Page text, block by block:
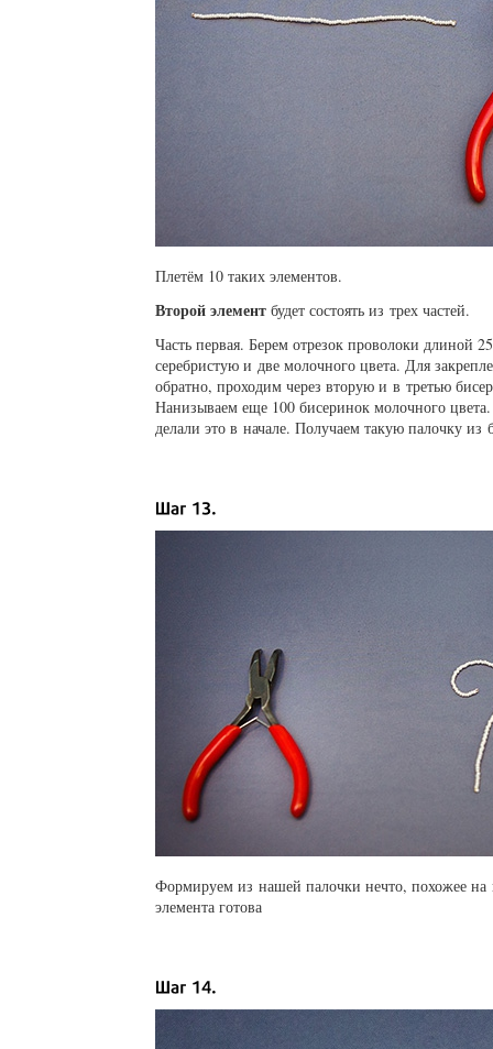
Плетём 10 таких элементов.
Второй элемент будет состоять из трех частей.
Часть первая. Берем отрезок проволоки
серебристую и две молочного цвета. Для
обратно, проходим через вторую и в третью
Нанизываем еще 100 бисеринок молочного
делали это в начале. Получаем такую палочку из
Формируем из нашей палочки нечто, похожее на
элемента готова